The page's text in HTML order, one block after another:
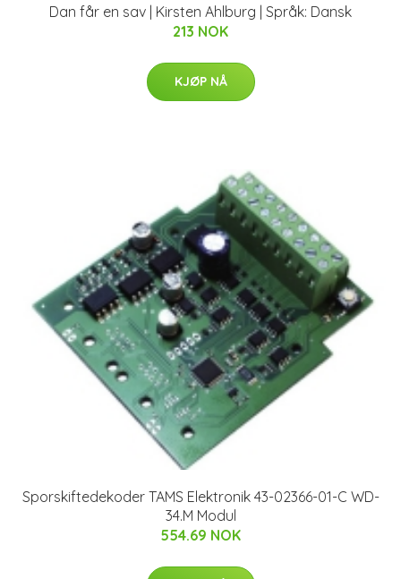
Dan får en sav | Kirsten Ahlburg | Språk: Dansk
213 NOK
KJØP NÅ
Sporskiftedekoder TAMS Elektronik 43-02366-01-C WD-
34.M Modul
554.69 NOK